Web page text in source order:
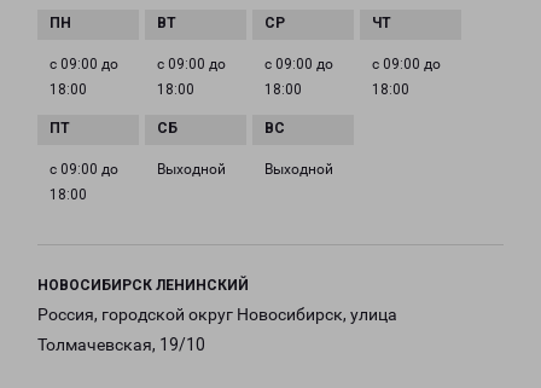
с 09:00 до
18:00
с 09:00 до
18:00
с 09:00 до
18:00
с 09:00 до
18:00
с 09:00 до
18:00
Выходной Выходной
НОВОСИБИРСК ЛЕНИНСКИЙ
Россия, городской округ Новосибирск, улица
Толмачевская, 19/10